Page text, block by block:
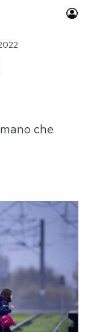
calcio 2026
che